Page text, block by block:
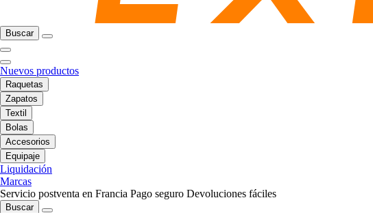
Buscar
Nuevos productos
Raquetas
Zapatos
Textil
Bolas
Accesorios
Equipaje
Liquidación
Marcas
Servicio postventa en Francia Pago seguro Devoluciones fáciles
Buscar